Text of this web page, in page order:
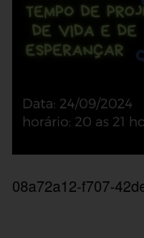
08a72a12-f707-